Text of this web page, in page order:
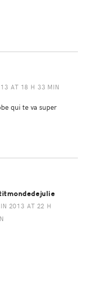
AT 18 H 33 MIN
qui te va super
2013 AT 22 H